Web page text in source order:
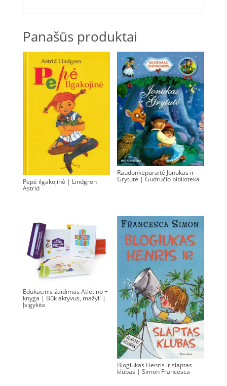
Panašūs produktai
Pepė ilgakojinė | Lindgren
Astrid
Raudonkepuraitė Jonukas ir
Grytutė | Gudručio biblioteka
Edukacinis žaidimas Atletino +
knyga | Būk aktyvus, mažyli |
Įsigykite
Blogiukas Henris ir slaptas
klubas | Simon Francesca